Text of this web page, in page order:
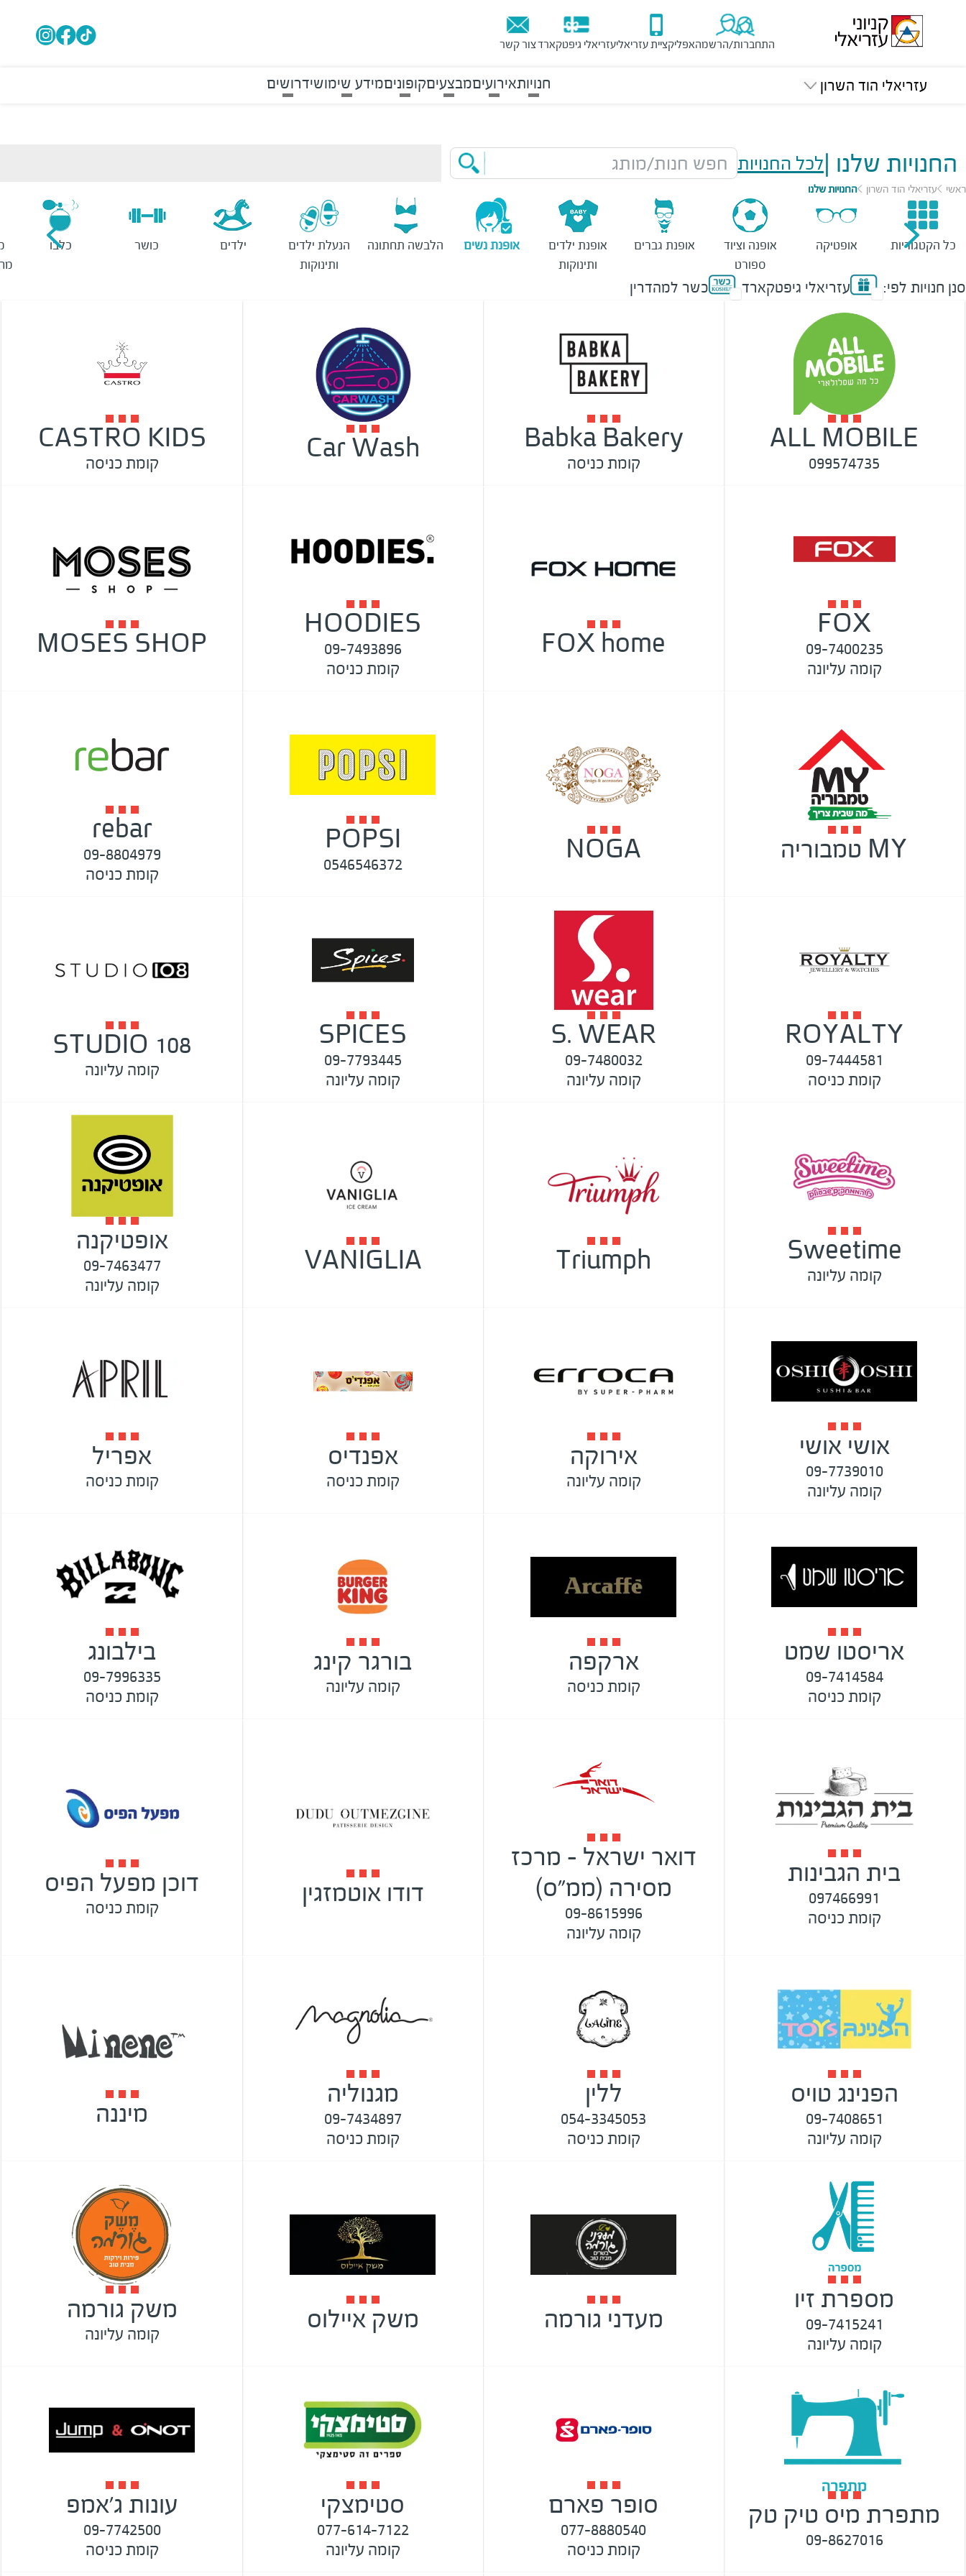
התחברות/הרשמהאפליקציית עזריאליעזריאלי גיפטקארדצור קשר
עזריאלי הוד השרון חנויותאירועיםמבצעיםקופוניםמידע שימושידרושים
החנויות שלנו |לכל החנויות חפש חנות/מותג
ראשי עזריאלי הוד השרון החנויות שלנו
כל הקטגוריות אופטיקה
אופנה וציוד
ספורט
אופנת גברים
אופנת ילדים
ותינוקות
אופנת נשים הלבשה תחתונה
הנעלת ילדים
ותינוקות
ילדים כושר כלבו
סנן חנויות לפי: עזריאלי גיפטקארד כשר למהדרין
ALL MOBILE
099574735
Babka Bakery
קומת כניסה
Car Wash
CASTRO KIDS
קומת כניסה
FOX
09-7400235
קומה עליונה
FOX home
HOODIES
09-7493896
קומת כניסה
MOSES SHOP
MY טמבוריה NOGA
POPSI
0546546372
rebar
09-8804979
קומת כניסה
ROYALTY
09-7444581
קומת כניסה
S. WEAR
09-7480032
קומה עליונה
SPICES
09-7793445
קומה עליונה
STUDIO 108
קומה עליונה
Sweetime
קומה עליונה
Triumph
VANIGLIA
אופטיקנה
09-7463477
קומה עליונה
אושי אושי
09-7739010
קומה עליונה
אירוקה
קומה עליונה
אפנדיס
קומת כניסה
אפריל
קומת כניסה
אריסטו שמט
09-7414584
קומת כניסה
ארקפה
קומת כניסה
בורגר קינג
קומה עליונה
בילבונג
09-7996335
קומת כניסה
בית הגבינות
097466991
קומת כניסה
דואר ישראל - מרכז
מסירה (ממ"ס)
09-8615996
קומה עליונה
דודו אוטמזגין דוכן מפעל הפיס
קומת כניסה
הפנינג טויס
09-7408651
קומה עליונה
ללין
054-3345053
קומת כניסה
מגנוליה
09-7434897
קומת כניסה
מיננה
מספרת זיו
09-7415241
קומה עליונה
מעדני גורמה משק איילוס משק גורמה
קומה עליונה
מתפרת מיס טיק טק
09-8627016
סופר פארם
077-8880540
קומת כניסה
סטימצקי
077-614-7122
קומה עליונה
עונות ג'אמפ
09-7742500
קומת כניסה